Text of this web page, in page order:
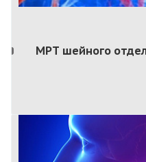
МРТ шейного